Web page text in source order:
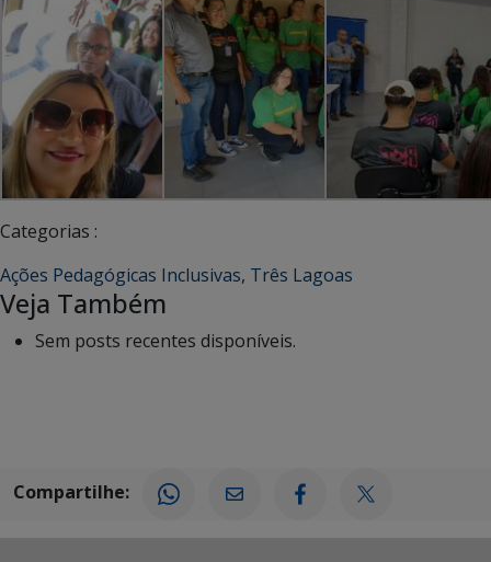
Categorias :
Ações Pedagógicas Inclusivas, Três Lagoas
Veja Também
Sem posts recentes disponíveis.
Compartilhe: